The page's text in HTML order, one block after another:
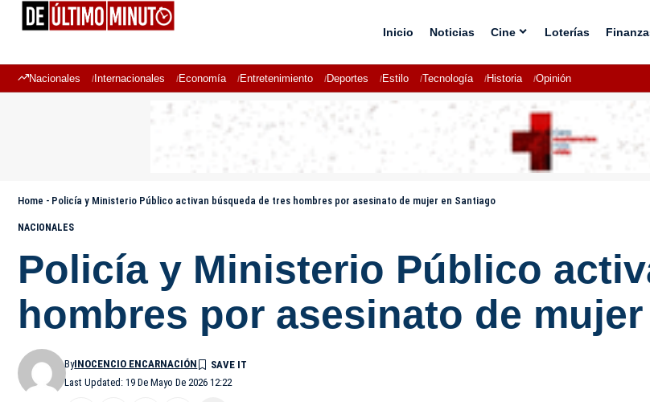
Inicio Noticias Cine Loterías
Nacionales Internacionales Economía Entretenimiento Deportes Estilo Tecnología Historia Opinión
Home - Policía y Ministerio Público activan búsqueda de tres hombres por asesinato de mujer en Santiago
NACIONALES
Policía y Ministerio Público
hombres por asesinato de
Last Updated: 19 De Mayo De 2026 12:22
ByINOCENCIO ENCARNACIÓN